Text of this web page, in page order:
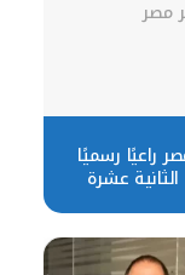
راعيًا رسميًا
عشرة